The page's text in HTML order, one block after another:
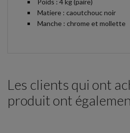
Matiere : caoutchouc noir
Manche : chrome et mollette
Les clients qui ont
produit ont